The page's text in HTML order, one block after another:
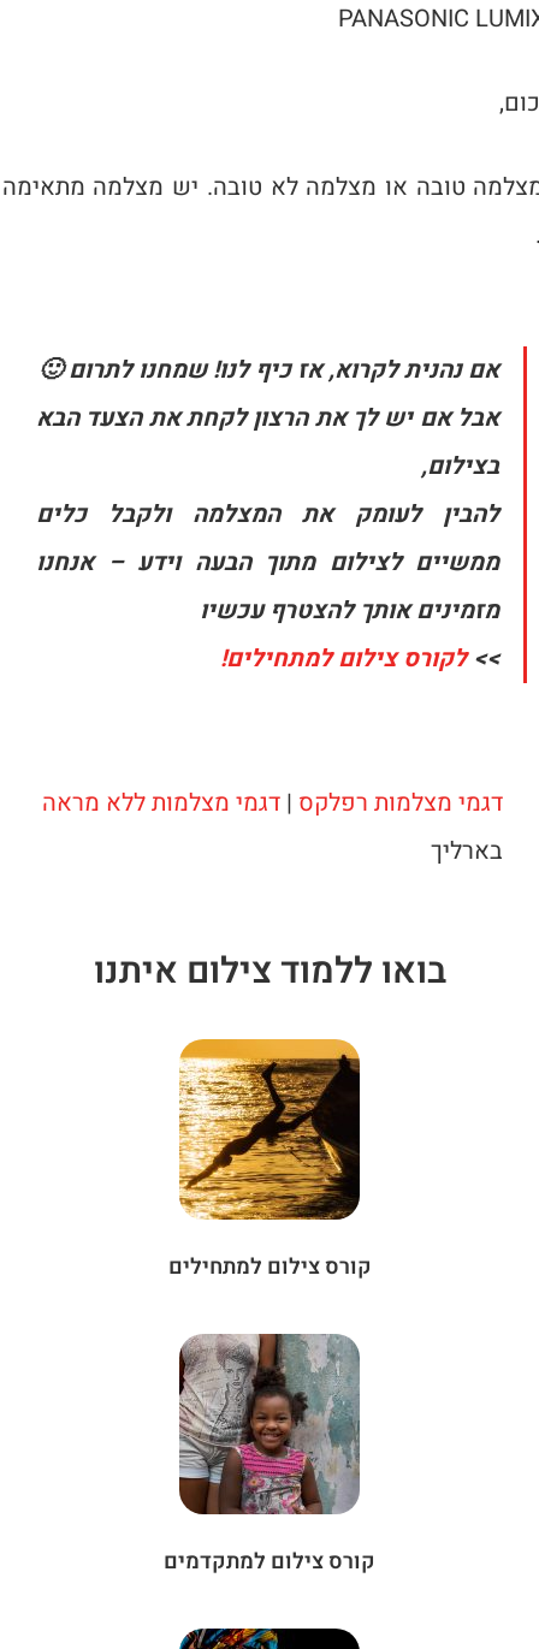
PANASONIC
טובה או מצלמה לא טובה. יש מצלמה
אם נהנית לקרוא, אז כיף לנו! שמחנו לתרום 🙂
אבל אם יש לך את הרצון לקחת את הצעד הבא
בצילום,
להבין לעומק את המצלמה ולקבל כלים
ממשיים לצילום מתוך הבעה וידע – אנחנו
מזמינים אותך להצטרף עכשיו
>>לקורס צילום למתחילים!
דגמי מצלמות רפלקס | דגמי מצלמות ללא מראה
בארליך
בואו ללמוד צילום איתנו
קורס צילום למתחילים
קורס צילום למתקדמים